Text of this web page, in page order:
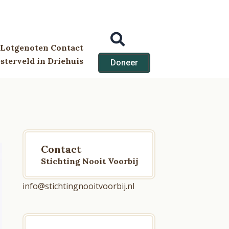
Lotgenoten Contact
in Driehuis
Doneer
Contact
Stichting Nooit Voorbij
info@stichtingnooitvoorbij.nl